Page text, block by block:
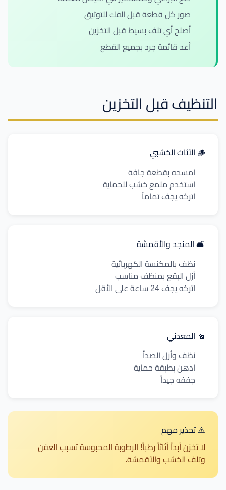
صور كل قطعة قبل الفك للتوثيق
أصلح أي تلف بسيط قبل التخزين
أعد قائمة جرد بجميع القطع
التنظيف قبل التخزين
🪵 الأثاث الخشبي
امسحه بقطعة جافة
استخدم ملمع خشب للحماية
اتركه يجف تماماً
🛋️ المنجد والأقمشة
نظف بالمكنسة الكهربائية
أزل البقع بمنظف مناسب
اتركه يجف 24 ساعة على الأقل
🔩 المعدني
نظف وأزل الصدأ
ادهن بطبقة حماية
جففه جيداً
⚠️ تحذير مهم
لا تخزن أبداً أثاثاً رطباً! الرطوبة المحبوسة تسبب العفن
وتلف الخشب والأقمشة.